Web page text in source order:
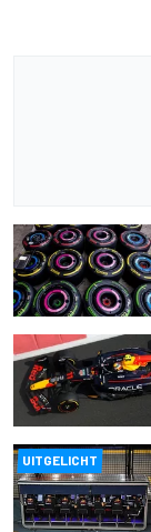
UITGELICHT